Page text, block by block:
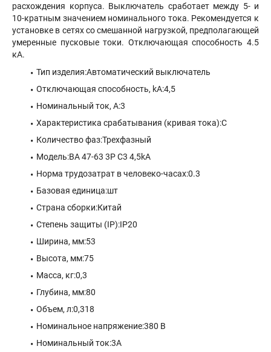
расхождения корпуса. Выключатель сработает между 5- и
10-кратным значением номинального тока. Рекомендуется к
установке в сетях со смешанной нагрузкой, предполагающей
умеренные пусковые токи. Отключающая способность 4.5
кА.
Тип изделия:Автоматический выключатель
Отключающая способность, kA:4,5
Номинальный ток, А:3
Характеристика срабатывания (кривая тока):C
Количество фаз:Трехфазный
Модель:ВА 47-63 3P C3 4,5kA
Норма трудозатрат в человеко-часах:0.3
Базовая единица:шт
Страна сборки:Китай
Степень защиты (IP):IP20
Ширина, мм:53
Высота, мм:75
Масса, кг:0,3
Глубина, мм:80
Объем, л:0,318
Номинальное напряжение:380 В
Номинальный ток:3A